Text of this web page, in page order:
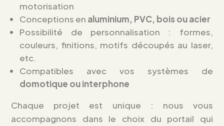
motorisation
Conceptions en aluminium, PVC, bois ou acier
Possibilité de personnalisation : formes,
couleurs, finitions, motifs découpés au laser,
etc.
Compatibles avec vos systèmes de
domotique ou interphone
Chaque projet est unique : nous vous
accompagnons dans le choix du portail qui